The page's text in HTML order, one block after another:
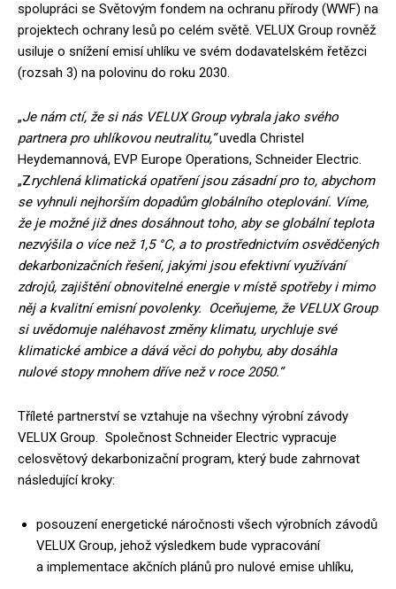
spolupráci se Světovým fondem na ochranu přírody (WWF) na
projektech ochrany lesů po celém světě. VELUX Group rovněž
usiluje o snížení emisí uhlíku ve svém dodavatelském řetězci
(rozsah 3) na polovinu do roku 2030.
„Je nám ctí, že si nás VELUX Group vybrala jako svého
partnera pro uhlíkovou neutralitu,“uvedla Christel
Heydemannová, EVP Europe Operations, Schneider Electric.
„Zrychlená klimatická opatření jsou zásadní pro to, abychom
se vyhnuli nejhorším dopadům globálního oteplování. Víme,
že je možné již dnes dosáhnout toho, aby se globální teplota
nezvýšila o více než 1,5 °C, a to prostřednictvím osvědčených
dekarbonizačních řešení, jakými jsou efektivní využívání
zdrojů, zajištění obnovitelné energie v místě spotřeby i mimo
něj a kvalitní emisní povolenky. Oceňujeme, že VELUX Group
si uvědomuje naléhavost změny klimatu, urychluje své
klimatické ambice a dává věci do pohybu, aby dosáhla
nulové stopy mnohem dříve než v roce 2050.“
Tříleté partnerství se vztahuje na všechny výrobní závody
VELUX Group. Společnost Schneider Electric vypracuje
celosvětový dekarbonizační program, který bude zahrnovat
následující kroky:
posouzení energetické náročnosti všech výrobních závodů
VELUX Group, jehož výsledkem bude vypracování
a implementace akčních plánů pro nulové emise uhlíku,